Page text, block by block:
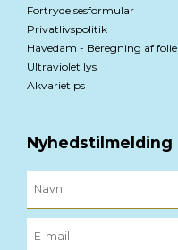
Fortrydelsesformular
Privatlivspolitik
Havedam - Beregning af folie
Ultraviolet lys
Akvarietips
Nyhedstilmelding